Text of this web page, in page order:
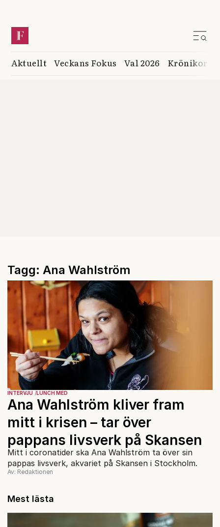
Aktuellt Veckans Fokus Val 2026 Krönikor
Tagg: Ana Wahlström
INTERVJU LUNCH MED
Ana Wahlström kliver fram
mitt i krisen – tar över
pappans livsverk på Skansen
Mitt i coronatider ska Ana Wahlström ta över sin
pappas livsverk, akvariet på Skansen i Stockholm.
Av: Redaktionen
Mest lästa